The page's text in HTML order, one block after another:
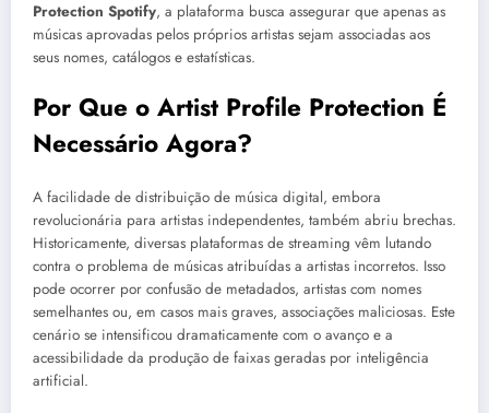
Protection Spotify, a plataforma busca assegurar que apenas as
músicas aprovadas pelos próprios artistas sejam associadas aos
seus nomes, catálogos e estatísticas.
Por Que o Artist Profile Protection É
Necessário Agora?
A facilidade de distribuição de música digital, embora
revolucionária para artistas independentes, também abriu brechas.
Historicamente, diversas plataformas de streaming vêm lutando
contra o problema de músicas atribuídas a artistas incorretos. Isso
pode ocorrer por confusão de metadados, artistas com nomes
semelhantes ou, em casos mais graves, associações maliciosas. Este
cenário se intensificou dramaticamente com o avanço e a
acessibilidade da produção de faixas geradas por inteligência
artificial.